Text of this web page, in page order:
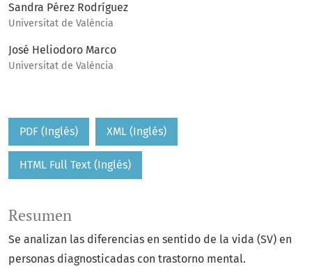
Sandra Pérez Rodríguez
Universitat de València
José Heliodoro Marco
Universitat de València
PDF (Inglés) XML (Inglés)
HTML Full Text (Inglés)
Resumen
Se analizan las diferencias en sentido de la vida (SV) en
personas diagnosticadas con trastorno mental.